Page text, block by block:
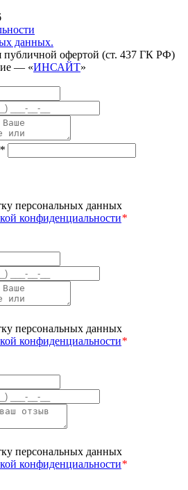
данных.
публичной офертой (ст. 437 ГК РФ)
— «ИНСАЙТ»
*
персональных данных
конфиденциальности*
персональных данных
конфиденциальности*
персональных данных
конфиденциальности*